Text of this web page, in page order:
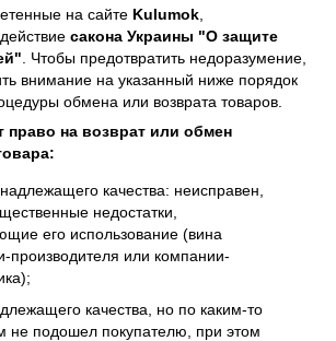
на сайте Kulumok,
cакона Украины "О защите
. Чтобы предотвратить недоразумение,
внимание на указанный ниже порядок
обмена или возврата товаров.
право на возврат или обмен
качества: неисправен,
недостатки,
его использование (вина
производителя или компании-
качества, но по каким-то
не подошел покупателю, при этом